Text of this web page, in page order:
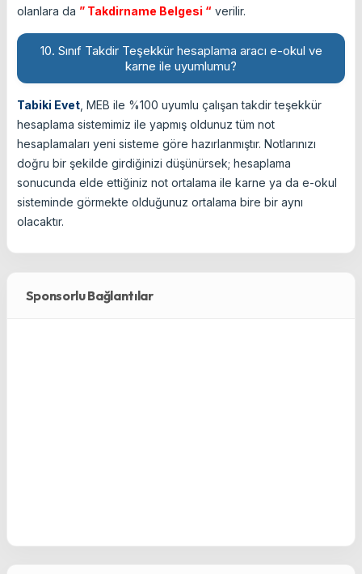
olanlara da ” Takdirname Belgesi “ verilir.
10. Sınıf Takdir Teşekkür hesaplama aracı e-okul ve
karne ile uyumlumu?
Tabiki Evet , MEB ile %100 uyumlu çalışan takdir teşekkür
hesaplama sistemimiz ile yapmış oldunuz tüm not
hesaplamaları yeni sisteme göre hazırlanmıştır. Notlarınızı
doğru bir şekilde girdiğinizi düşünürsek; hesaplama
sonucunda elde ettiğiniz not ortalama ile karne ya da e-okul
sisteminde görmekte olduğunuz ortalama bire bir aynı
olacaktır.
Sponsorlu Bağlantılar